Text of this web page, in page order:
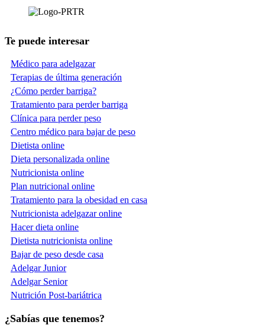
Te puede interesar
Médico para adelgazar
Terapias de última generación
¿Cómo perder barriga?
Tratamiento para perder barriga
Clínica para perder peso
Centro médico para bajar de peso
Dietista online
Dieta personalizada online
Nutricionista online
Plan nutricional online
Tratamiento para la obesidad en casa
Nutricionista adelgazar online
Hacer dieta online
Dietista nutricionista online
Bajar de peso desde casa
Adelgar Junior
Adelgar Senior
Nutrición Post-bariátrica
¿Sabías que tenemos?